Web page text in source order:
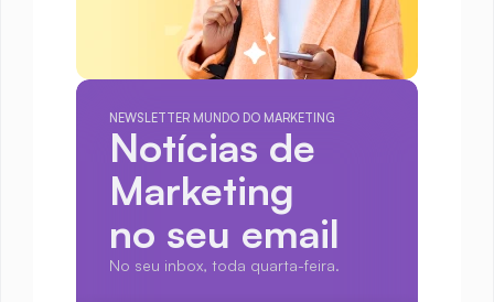
NEWSLETTER MUNDO DO MARKETING
Notícias de
Marketing
no seu email
No seu inbox, toda quarta-feira.